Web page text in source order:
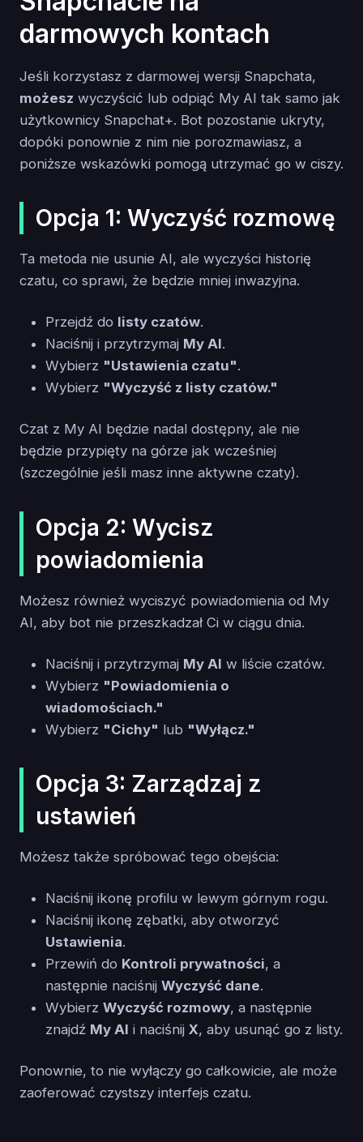
darmowych kontach
Jeśli korzystasz z darmowej wersji Snapchata,
możesz wyczyścić lub odpiąć My AI tak samo jak
użytkownicy Snapchat+. Bot pozostanie ukryty,
dopóki ponownie z nim nie porozmawiasz, a
poniższe wskazówki pomogą utrzymać go w ciszy.
Opcja 1: Wyczyść rozmowę
Ta metoda nie usunie AI, ale wyczyści historię
czatu, co sprawi, że będzie mniej inwazyjna.
Przejdź do listy czatów.
Naciśnij i przytrzymaj My AI.
Wybierz "Ustawienia czatu".
Wybierz "Wyczyść z listy czatów."
Czat z My AI będzie nadal dostępny, ale nie
będzie przypięty na górze jak wcześniej
(szczególnie jeśli masz inne aktywne czaty).
Opcja 2: Wycisz
powiadomienia
Możesz również wyciszyć powiadomienia od My
AI, aby bot nie przeszkadzał Ci w ciągu dnia.
Naciśnij i przytrzymaj My AI w liście czatów.
Wybierz "Powiadomienia o
wiadomościach."
Wybierz "Cichy" lub "Wyłącz."
Opcja 3: Zarządzaj z
ustawień
Możesz także spróbować tego obejścia:
Naciśnij ikonę profilu w lewym górnym rogu.
Naciśnij ikonę zębatki, aby otworzyć
Ustawienia.
Przewiń do Kontroli prywatności, a
następnie naciśnij Wyczyść dane.
Wybierz Wyczyść rozmowy, a następnie
znajdź My AI i naciśnij X, aby usunąć go z listy.
Ponownie, to nie wyłączy go całkowicie, ale może
zaoferować czystszy interfejs czatu.